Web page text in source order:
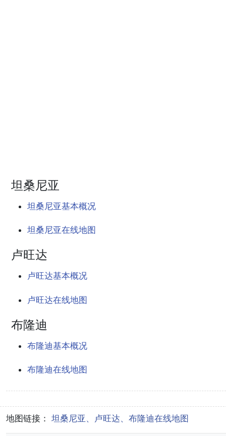
坦桑尼亚
坦桑尼亚基本概况
坦桑尼亚在线地图
卢旺达
卢旺达基本概况
卢旺达在线地图
布隆迪
布隆迪基本概况
布隆迪在线地图
地图链接： 坦桑尼亚、卢旺达、布隆迪在线地图